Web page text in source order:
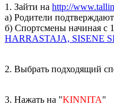
1. Зайти на http://
а) Родители
б) Спортсмены начиная с
HARRASTAJA, SISENE
2. Выбрать подходящий
3. Нажать на "KINNITA"